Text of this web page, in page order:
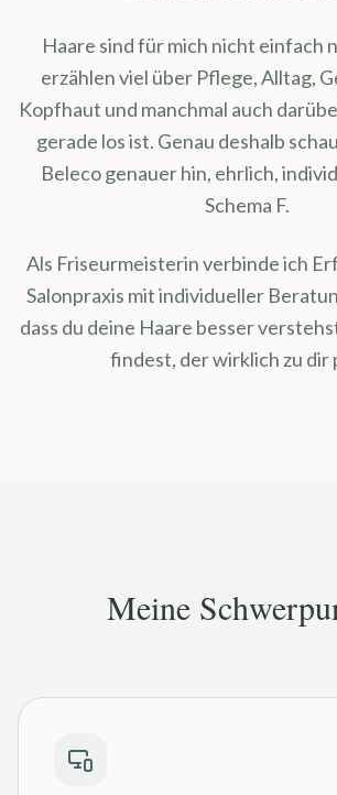
Haare sind für mich nicht einfach
erzählen viel über Pflege, Alltag,
Kopfhaut und manchmal auch
gerade los ist. Genau deshalb
Beleco genauer hin, ehrlich,
Schema F.
Als Friseurmeisterin verbinde ich
Salonpraxis mit individueller
dass du deine Haare besser
findest, der wirklich zu dir
Meine